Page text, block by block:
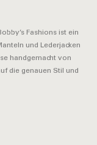
Fashions ist ein
und Lederjacken
handgemacht von
die genauen Stil und